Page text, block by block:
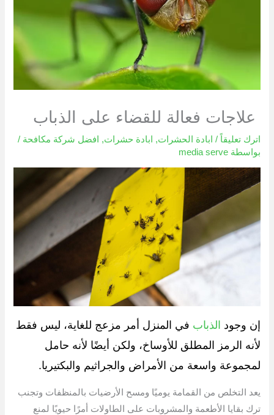
علاجات فعالة للقضاء على الذباب
اترك تعليقاً / ابادة الحشرات, ابادة حشرات, افضل شركة مكافحة /
بواسطة media serve
إن وجود الذباب في المنزل أمر مزعج للغاية، ليس فقط
لأنه الرمز المطلق للأوساخ، ولكن أيضًا لأنه حامل
لمجموعة واسعة من الأمراض والجراثيم والبكتيريا.
يعد التخلص من القمامة يوميًا ومسح الأرضيات بالمنظفات وتجنب
ترك بقايا الأطعمة والمشروبات على الطاولات أمرًا حيويًا لمنع